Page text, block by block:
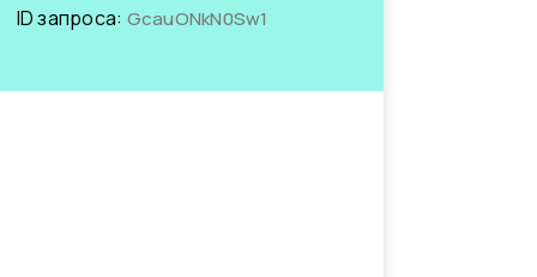
ID запроса: GcauONkN0Sw1